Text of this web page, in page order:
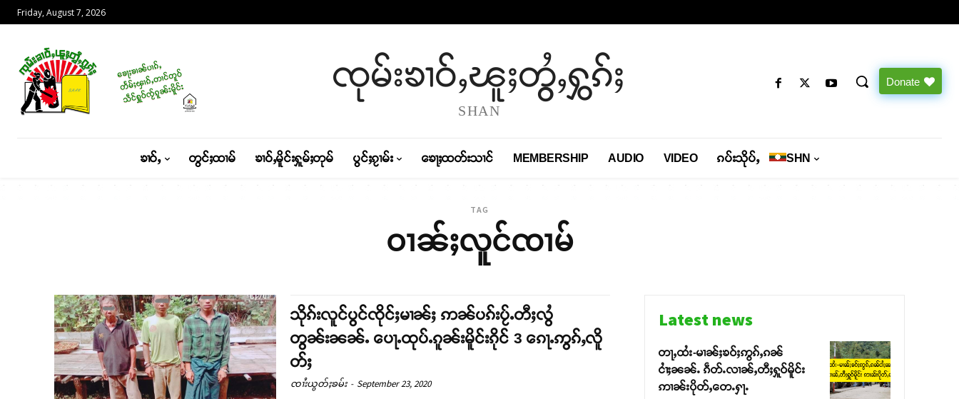
Friday, August 7, 2026
ၸုမ်းၶၢဝ်ႇၽူႈတွႆႇႁွၵ်ႈ
SHAN
Donate
ၶၢဝ်ႇ တွင်ႈထၢမ် ၶၢဝ်ႇမိူင်းႁူမ်ႈတုမ် ပွင်ႈၵႂၢမ်း ၶေႃႈထတ်းသၢင် MEMBERSHIP AUDIO VIDEO ၵပ်းသိုပ်ႇ SHN
TAG
ဝၢၼ်ႈလူင်ၸၢမ်
သိုၵ်းလူင်ပွင်ၸိုင်ႈမၢၼ်ႈ ဢၼ်ပၵ်းပႂ်ႉတီႈလွႆ
တွၼ်းၼၼ်ႉ ပေႃႉထုပ်ႉၵူၼ်းမိူင်းၵိုင် 3 ၵေႃႉဢွၵ်ႇလိူ
တ်ႈ
ၸၢႆးယွတ်ႈၶမ်း - September 23, 2020
Latest news
တႃႇထႆး-မၢၼ်ႈၶဝ်ႈဢွၵ်ႇၵၼ်
ငၢႆႈၼၼ်ႉ ၵဵတ်ႉလၢၼ်ႇတီႈႁူဝ်မိူင်း
ဢၢၼ်းပိုတ်ႇတေႉႁႃႉ